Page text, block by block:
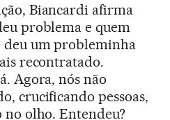
Biancardi afirma
problema e quem
deu um probleminha
recontratado.
Agora, nós não
crucificando pessoas,
olho. Entendeu?